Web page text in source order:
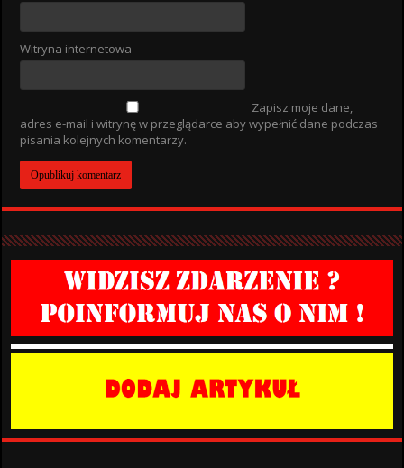
Witryna internetowa
Zapisz moje dane,
adres e-mail i witrynę w przeglądarce aby wypełnić dane podczas
pisania kolejnych komentarzy.